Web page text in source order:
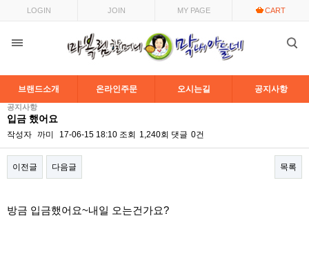
LOGIN JOIN MY PAGE CART
브랜드소개 온라인주문 오시는길 공지사항
공지사항
입금 했어요
작성자 까미 17-06-15 18:10 조회 1,240회 댓글 0건
이전글 다음글 목록
방금 입금했어요~내일 오는건가요?